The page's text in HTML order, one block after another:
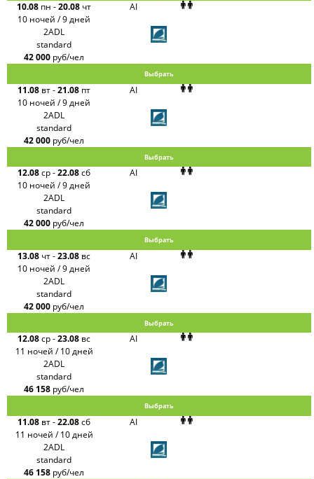
10.08 пн -20.08 чт
10 ночей / 9 дней
AI
2ADL
standard
42 000 руб/чел
Выбрать
11.08 вт-21.08 пт
10 ночей / 9 дней
AI
2ADL
standard
42 000 руб/чел
Выбрать
12.08ср-22.08сб
10 ночей / 9 дней
AI
2ADL
standard
42 000 руб/чел
Выбрать
13.08 чт-23.08 вс
10 ночей / 9 дней
AI
2ADL
standard
42 000 руб/чел
Выбрать
12.08ср-23.08 вс
11 ночей / 10 дней
AI
2ADL
standard
46 158 руб/чел
Выбрать
11.08 вт-22.08сб
11 ночей / 10 дней
AI
2ADL
standard
46 158 руб/чел